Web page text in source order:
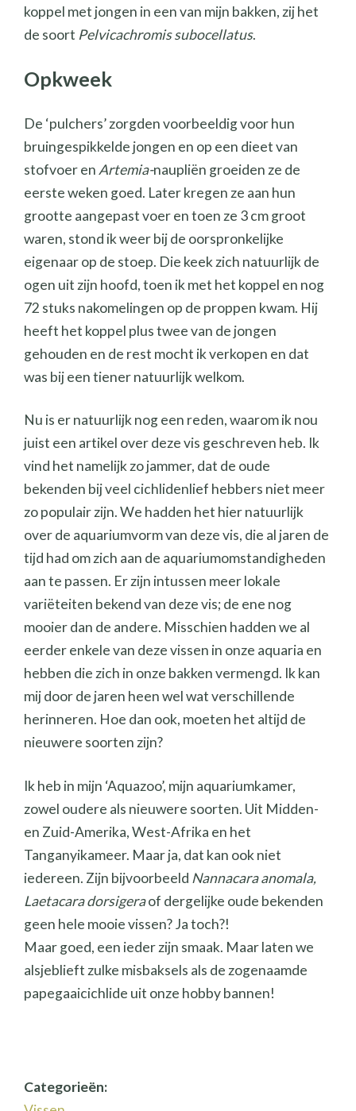
koppel met jongen in een van mijn bakken, zij het
de soort Pelvicachromis subocellatus.
Opkweek
De ‘pulchers’ zorgden voorbeeldig voor hun
bruingespikkelde jongen en op een dieet van
stofvoer en Artemia-naupliën groeiden ze de
eerste weken goed. Later kregen ze aan hun
grootte aangepast voer en toen ze 3 cm groot
waren, stond ik weer bij de oorspronkelijke
eigenaar op de stoep. Die keek zich natuurlijk de
ogen uit zijn hoofd, toen ik met het koppel en nog
72 stuks nakomelingen op de proppen kwam. Hij
heeft het koppel plus twee van de jongen
gehouden en de rest mocht ik verkopen en dat
was bij een tiener natuurlijk welkom.
Nu is er natuurlijk nog een reden, waarom ik nou
juist een artikel over deze vis geschreven heb. Ik
vind het namelijk zo jammer, dat de oude
bekenden bij veel cichlidenlief hebbers niet meer
zo populair zijn. We hadden het hier natuurlijk
over de aquariumvorm van deze vis, die al jaren de
tijd had om zich aan de aquariumomstandigheden
aan te passen. Er zijn intussen meer lokale
variëteiten bekend van deze vis; de ene nog
mooier dan de andere. Misschien hadden we al
eerder enkele van deze vissen in onze aquaria en
hebben die zich in onze bakken vermengd. Ik kan
mij door de jaren heen wel wat verschillende
herinneren. Hoe dan ook, moeten het altijd de
nieuwere soorten zijn?
Ik heb in mijn ‘Aquazoo’, mijn aquariumkamer,
zowel oudere als nieuwere soorten. Uit Midden-
en Zuid-Amerika, West-Afrika en het
Tanganyikameer. Maar ja, dat kan ook niet
iedereen. Zijn bijvoorbeeld Nannacara anomala,
Laetacara dorsigeraof dergelijke oude bekenden
geen hele mooie vissen? Ja toch?!
Maar goed, een ieder zijn smaak. Maar laten we
alsjeblieft zulke misbaksels als de zogenaamde
papegaaicichlide uit onze hobby bannen!
Categorieën: